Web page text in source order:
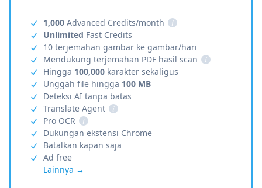
1,000 Advanced Credits/month
i
Unlimited Fast Credits
10 terjemahan gambar ke gambar/hari
Mendukung terjemahan PDF hasil scan
i
Hingga 100,000 karakter sekaligus
Unggah file hingga 100 MB
Deteksi AI tanpa batas
Translate Agent
i
Pro OCR
i
Dukungan ekstensi Chrome
Batalkan kapan saja
Ad free
Lainnya →